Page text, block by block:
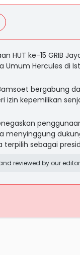
HUT ke-15 GRIB
Hercules di
bergabung
izin kepemilikan
terpilih sebagai
reviewed by our